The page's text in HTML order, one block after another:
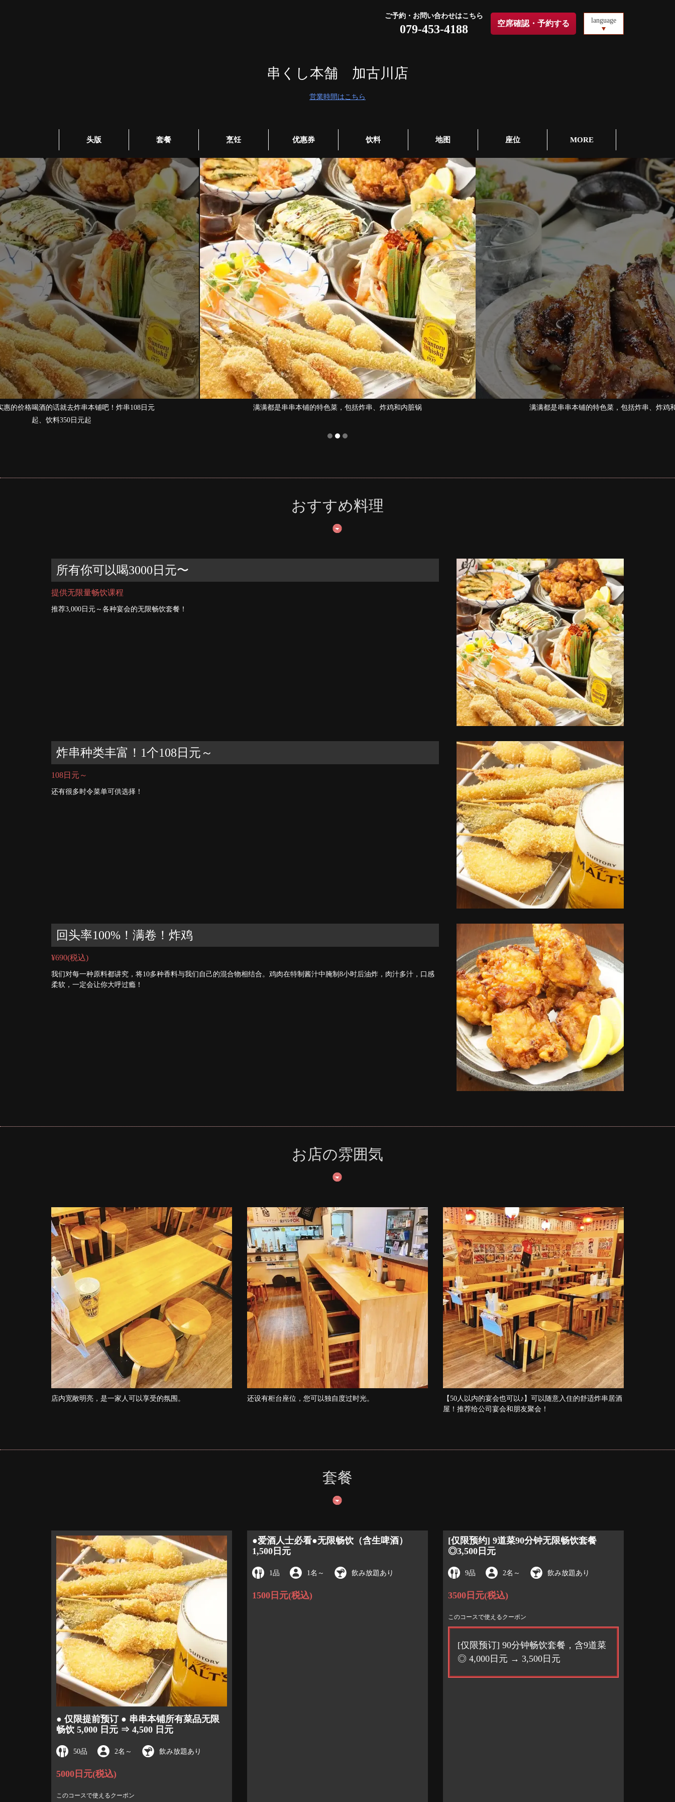
ご予約・お問い合わせはこちら
079-453-4188 空席確認・予約する language
串くし本舗 加古川店
営業時間はこちら
头版 套餐 烹饪 优惠券 饮料 地图 座位 MORE
串108日元 满满都是串串本铺的特色菜，包括炸串、炸鸡和内脏锅 满满都是串串本铺的特色菜，包括炸串、炸鸡和内脏锅
おすすめ料理
所有你可以喝3000日元〜
提供无限量畅饮课程
推荐3,000日元～各种宴会的无限畅饮套餐！
炸串种类丰富！1个108日元～
108日元～
还有很多时令菜单可供选择！
回头率100%！满卷！炸鸡
¥690(税込)
我们对每一种原料都讲究，将10多种香料与我们自己的混合物相结合。鸡肉在特制酱汁中腌制8小时后油炸，肉汁多汁，口感
柔软，一定会让你大呼过瘾！
お店の雰囲気
店内宽敞明亮，是一家人可以享受的氛围。 还设有柜台座位，您可以独自度过时光。
【50人以内的宴会也可以♪】可以随意入住的舒适炸串居酒
屋！推荐给公司宴会和朋友聚会！
套餐
● 仅限提前预订 ● 串串本铺所有菜品无限
畅饮 5,000 日元 ⇒ 4,500 日元
50品 2名 ～ 飲み放題あり
5000日元(税込)
このコースで使えるクーポン
●爱酒人士必看●无限畅饮（含生啤酒）
1,500日元
1品 1名 ～ 飲み放題あり
1500日元(税込)
[仅限预约] 9道菜90分钟无限畅饮套餐
◎3,500日元
9品 2名 ～ 飲み放題あり
3500日元(税込)
このコースで使えるクーポン
[仅限预订] 90分钟畅饮套餐，含9道菜
◎ 4,000日元 → 3,500日元